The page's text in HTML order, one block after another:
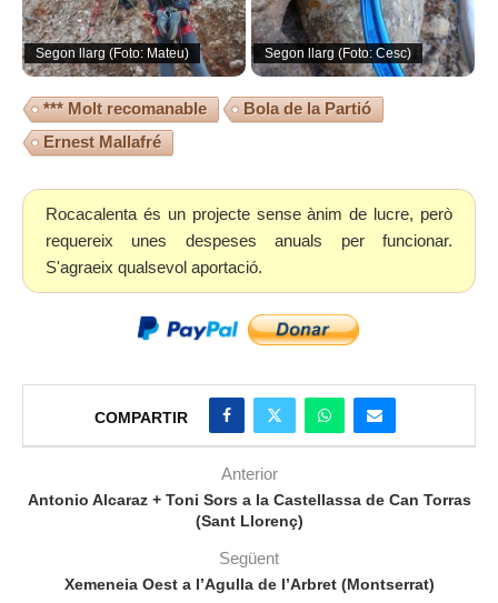
Segon llarg (Foto: Mateu) Segon llarg (Foto: Cesc)
*** Molt recomanable
Bola de la Partió
Ernest Mallafré
Rocacalenta és un projecte sense ànim de lucre, però
requereix unes despeses anuals per funcionar.
S'agraeix qualsevol aportació.
COMPARTIR
Anterior
Antonio Alcaraz + Toni Sors a la Castellassa de Can Torras
(Sant Llorenç)
Següent
Xemeneia Oest a l’Agulla de l’Arbret (Montserrat)